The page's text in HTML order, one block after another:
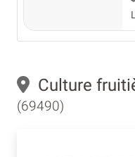
Culture
(69490)